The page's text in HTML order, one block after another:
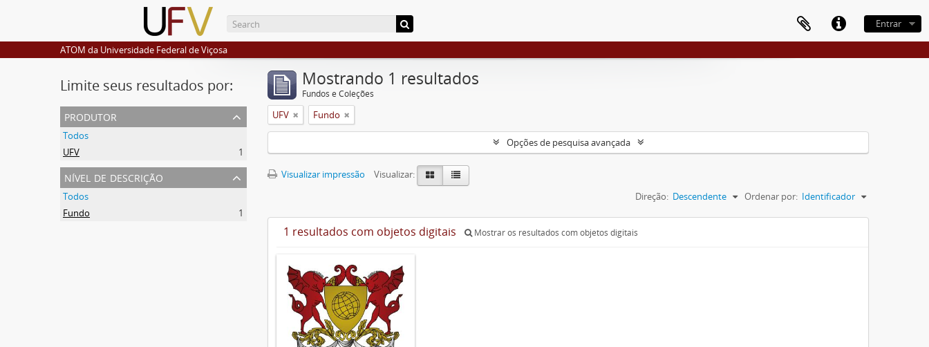
Entrar
ATOM da Universidade Federal de Viçosa
Limite seus resultados por:
produtor
Todos
UFV
1
nível de descrição
Todos
Fundo
1
Mostrando 1 resultados
Fundos e Coleções
UFV Fundo
Opções de pesquisa avançada
Visualizar impressão
Visualizar:
Ordenar por: Identificador
Direção: Descendente
1 resultados com objetos digitais Mostrar os resultados com objetos digitais